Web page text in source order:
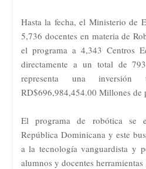
Hasta la fecha, el Ministerio de
5,736 docentes en materia de
el programa a 4,343 Centros
directamente a un total de
representa una
RD$696,984,454.00 Millones de
El programa de robótica se
República Dominicana y este
a la tecnología vanguardista y
alumnos y docentes